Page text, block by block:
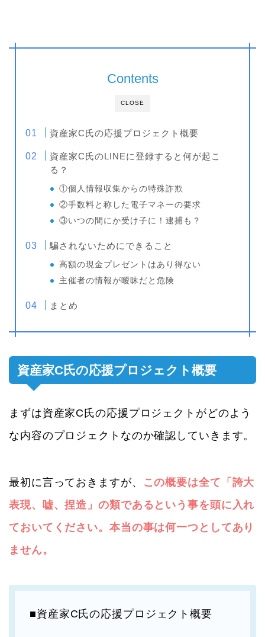
CLOSE
Contents
資産家C氏の応援プロジェクト概要
資産家C氏のLINEに登録すると何が起こ
る？
①個人情報収集からの特殊詐欺
②手数料と称した電子マネーの要求
③いつの間にか受け子に！逮捕も？
騙されないためにできること
高額の現金プレゼントはあり得ない
主催者の情報が曖昧だと危険
まとめ
資産家C氏の応援プロジェクト概要
まずは資産家C氏の応援プロジェクトがどのよう
な内容のプロジェクトなのか確認していきます。
最初に言っておきますが、
この概要は全て「誇大
表現、嘘、捏造」の類であるという事を頭に入れ
ておいてください。本当の事は何一つとしてあり
ません。
■資産家C氏の応援プロジェクト概要